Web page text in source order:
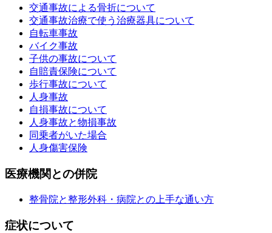
交通事故による骨折について
交通事故治療で使う治療器具について
自転車事故
バイク事故
子供の事故について
自賠責保険について
歩行事故について
人身事故
自損事故について
人身事故と物損事故
同乗者がいた場合
人身傷害保険
医療機関との併院
整骨院と整形外科・病院との上手な通い方
症状について